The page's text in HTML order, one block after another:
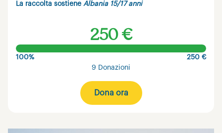
La raccolta sostiene Albania 15/17 anni
250 €
100%
250 €
9 Donazioni
Dona ora